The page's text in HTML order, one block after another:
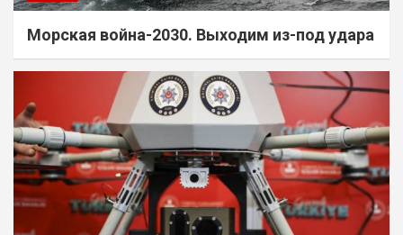
Морская война-2030. Выходим из-под удара